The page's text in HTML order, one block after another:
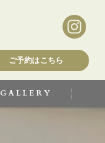
ご予約はこちら
GALLERY